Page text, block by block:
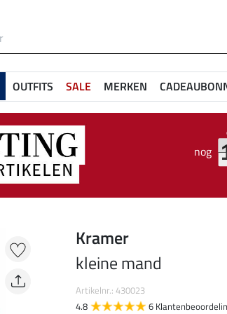
OUTFITS SALE MERKEN
nog
Kramer
kleine mand
Artikelnr.: 430023
4.8
6